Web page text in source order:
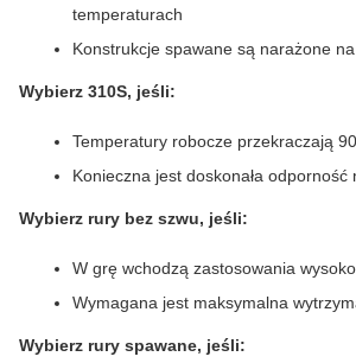
temperaturach
Konstrukcje spawane są narażone
Wybierz 310S, jeśli:
Temperatury robocze przekraczają
Konieczna jest doskonała odporność
Wybierz rury bez szwu, jeśli:
W grę wchodzą zastosowania
Wymagana jest maksymalna
Wybierz rury spawane, jeśli: